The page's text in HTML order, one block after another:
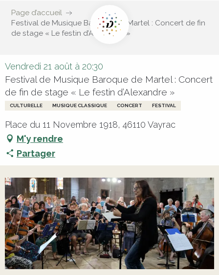
Page d’accueil
Festival de Musique Baroque de Martel : Concert de fin
de stage « Le festin d’Alexandre »
Vendredi 21 août à 20:30
Festival de Musique Baroque de Martel : Concert
de fin de stage « Le festin d’Alexandre »
CULTURELLE MUSIQUE CLASSIQUE CONCERT FESTIVAL
Place du 11 Novembre 1918, 46110 Vayrac
M'y rendre
Partager